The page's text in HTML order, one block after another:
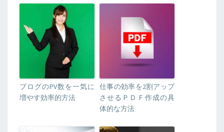
ブログのPV数を一気に
増やす効率的方法
仕事の効率を2割アップ
させるＰＤＦ作成の具
体的な方法